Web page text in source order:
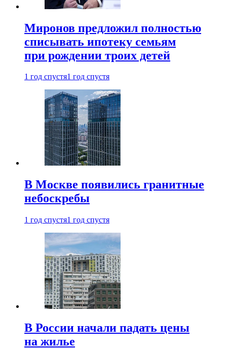
Миронов предложил полностью
списывать ипотеку семьям
при рождении троих детей
1 год спустя1 год спустя
В Москве появились гранитные
небоскребы
1 год спустя1 год спустя
В России начали падать цены
на жилье